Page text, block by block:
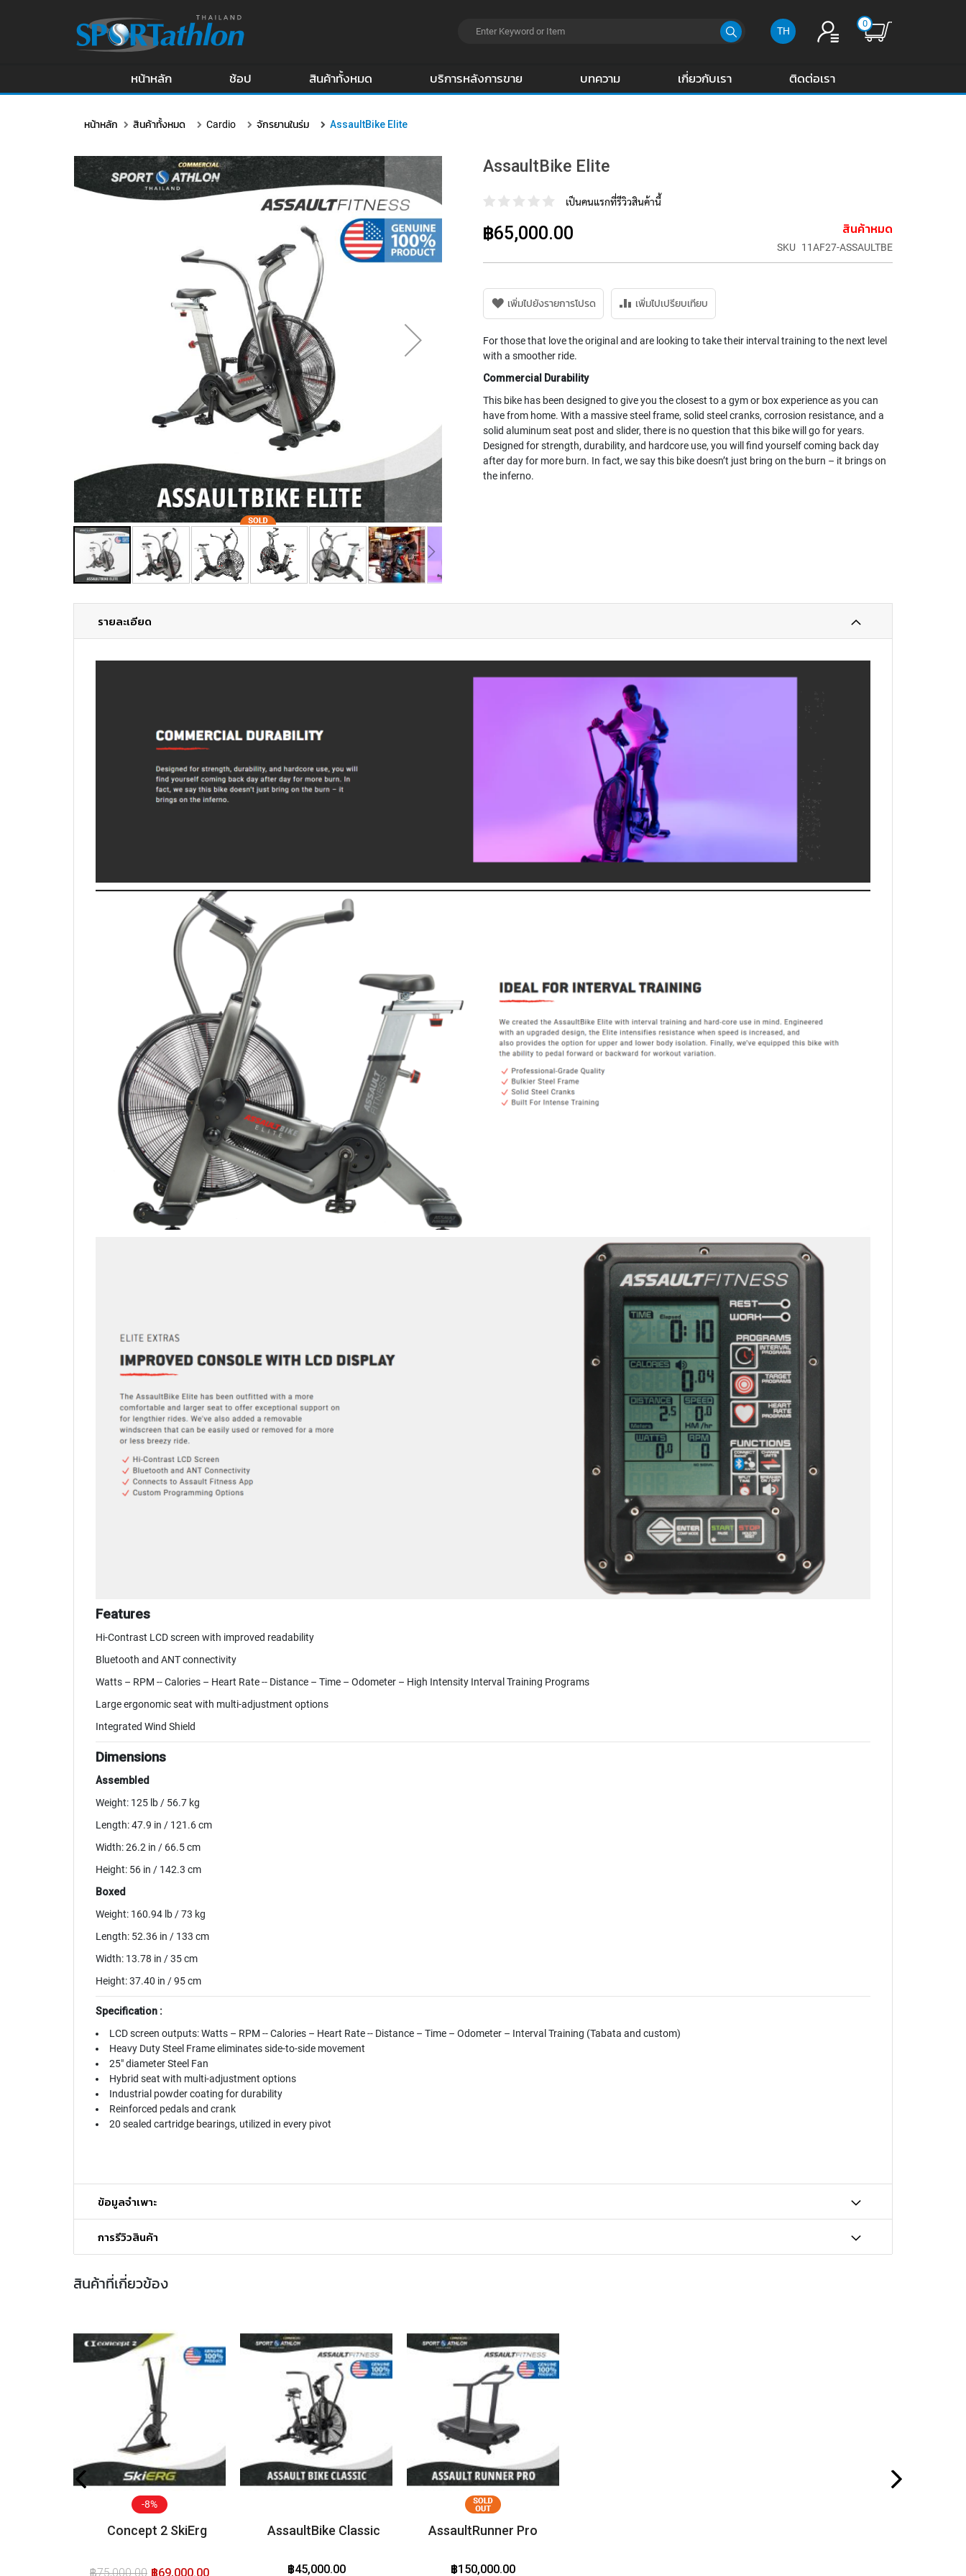
TH
0
หน้าหลัก ช้อป สินค้าทั้งหมด บริการหลังการขาย บทความ เกี่ยวกับเรา ติดต่อเรา
หน้าหลัก สินค้าทั้งหมด Cardio จักรยานในร่ม AssaultBike Elite
AssaultBike Elite
เป็นคนแรกที่รีวิวสินค้านี้
฿65,000.00 สินค้าหมด
SKU 11AF27-ASSAULTBE
เพิ่มไปยังรายการโปรด เพิ่มไปเปรียบเทียบ
For those that love the original and are looking to take their interval training to the next level
with a smoother ride.
Commercial Durability
This bike has been designed to give you the closest to a gym or box experience as you can
have from home. With a massive steel frame, solid steel cranks, corrosion resistance, and a
solid aluminum seat post and slider, there is no question that this bike will go for years.
Designed for strength, durability, and hardcore use, you will find yourself coming back day
after day for more burn. In fact, we say this bike doesn’t just bring on the burn – it brings on
the inferno.
รายละเอียด
Features
Hi-Contrast LCD screen with improved readability
Bluetooth and ANT connectivity
Watts – RPM -- Calories – Heart Rate -- Distance – Time – Odometer – High Intensity Interval Training Programs
Large ergonomic seat with multi-adjustment options
Integrated Wind Shield
Dimensions
Assembled
Weight: 125 lb / 56.7 kg
Length: 47.9 in / 121.6 cm
Width: 26.2 in / 66.5 cm
Height: 56 in / 142.3 cm
Boxed
Weight: 160.94 lb / 73 kg
Length: 52.36 in / 133 cm
Width: 13.78 in / 35 cm
Height: 37.40 in / 95 cm
Specification :
LCD screen outputs: Watts – RPM -- Calories – Heart Rate -- Distance – Time – Odometer – Interval Training (Tabata and custom)
Heavy Duty Steel Frame eliminates side-to-side movement
25" diameter Steel Fan
Hybrid seat with multi-adjustment options
Industrial powder coating for durability
Reinforced pedals and crank
20 sealed cartridge bearings, utilized in every pivot
ข้อมูลจำเพาะ
การรีวิวสินค้า
สินค้าที่เกี่ยวข้อง
-8%
Concept 2 SkiErg
฿69,000.00
฿75,000.00
AssaultBike Classic
฿45,000.00
AssaultRunner Pro
฿150,000.00